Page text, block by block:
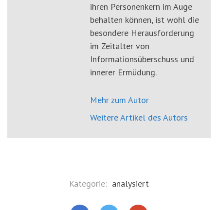
ihren Personenkern im Auge
behalten können, ist wohl die
besondere Herausforderung
im Zeitalter von
Informationsüberschuss und
innerer Ermüdung.
Mehr zum Autor
Weitere Artikel des Autors
Kategorie: analysiert